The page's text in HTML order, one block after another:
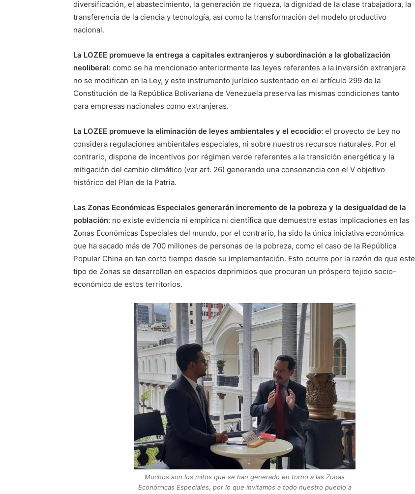
diversificación, el abastecimiento, la generación de riqueza, la dignidad de la clase trabajadora, la
transferencia de la ciencia y tecnología, así como la transformación del modelo productivo
nacional.
La LOZEE promueve la entrega a capitales extranjeros y subordinación a la globalización
neoliberal:como se ha mencionado anteriormente las leyes referentes a la inversión extranjera
no se modifican en la Ley, y este instrumento jurídico sustentado en el artículo 299 de la
Constitución de la República Bolivariana de Venezuela preserva las mismas condiciones tanto
para empresas nacionales como extranjeras.
La LOZEE promueve la eliminación de leyes ambientales y el ecocidio:el proyecto de Ley no
considera regulaciones ambientales especiales, ni sobre nuestros recursos naturales. Por el
contrario, dispone de incentivos por régimen verde referentes a la transición energética y la
mitigación del cambio climático (ver art. 26) generando una consonancia con el V objetivo
histórico del Plan de la Patria.
Las Zonas Económicas Especiales generarán incremento de la pobreza y la desigualdad de la
población: no existe evidencia ni empírica ni científica que demuestre estas implicaciones en las
Zonas Económicas Especiales del mundo, por el contrario, ha sido la única iniciativa económica
que ha sacado más de 700 millones de personas de la pobreza, como el caso de la República
Popular China en tan corto tiempo desde su implementación. Esto ocurre por la razón de que este
tipo de Zonas se desarrollan en espacios deprimidos que procuran un próspero tejido socio-
económico de estos territorios.
Muchos son los mitos que se han generado en torno a las Zonas
Económicas Especiales, por lo que invitamos a todo nuestro pueblo a